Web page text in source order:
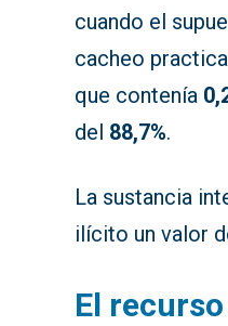
cuando el
cacheo
que contenía
del 88,7%.
La sustancia
ilícito un valor
El